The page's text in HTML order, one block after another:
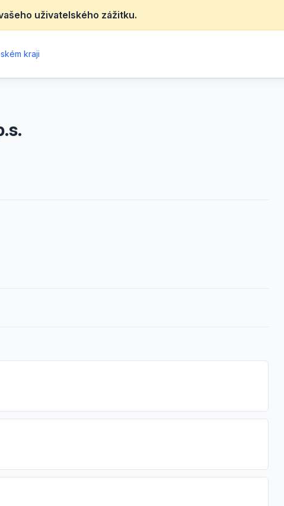
uživatelského zážitku.
kraji